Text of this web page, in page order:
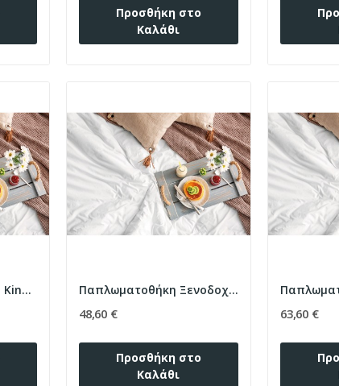
Προσθήκη στο
Καλάθι
Σεντόνι Ξενοδοχείου King size 5-Star 300tc... Παπλωματοθήκη Ξενοδοχείου μονή 5-Star 300tc...
48,60 €
Προσθήκη στο
Καλάθι
63,60 €